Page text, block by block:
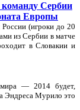
Сербии
Европы
(игроки до 20
из Сербии в матче
в Словакии и
— 2014 будет,
Эндреса Мурило это